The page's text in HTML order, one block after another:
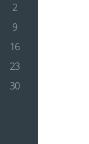
2
9
16
23
30